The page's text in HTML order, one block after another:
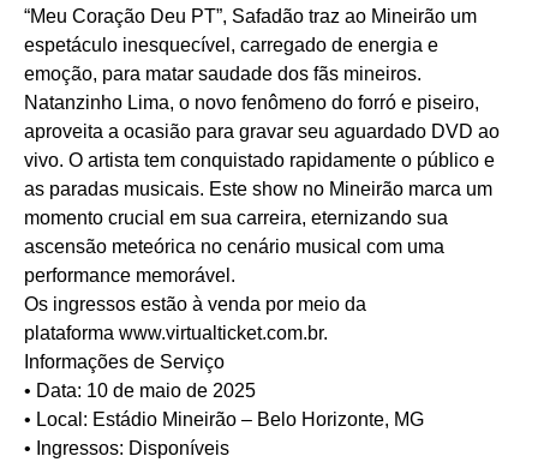
“Meu Coração Deu PT”, Safadão traz ao Mineirão um
espetáculo inesquecível, carregado de energia e
emoção, para matar saudade dos fãs mineiros.
Natanzinho Lima, o novo fenômeno do forró e piseiro,
aproveita a ocasião para gravar seu aguardado DVD ao
vivo. O artista tem conquistado rapidamente o público e
as paradas musicais. Este show no Mineirão marca um
momento crucial em sua carreira, eternizando sua
ascensão meteórica no cenário musical com uma
performance memorável.
Os ingressos estão à venda por meio da
plataforma www.virtualticket.com.br.
Informações de Serviço
• Data: 10 de maio de 2025
• Local: Estádio Mineirão – Belo Horizonte, MG
• Ingressos: Disponíveis